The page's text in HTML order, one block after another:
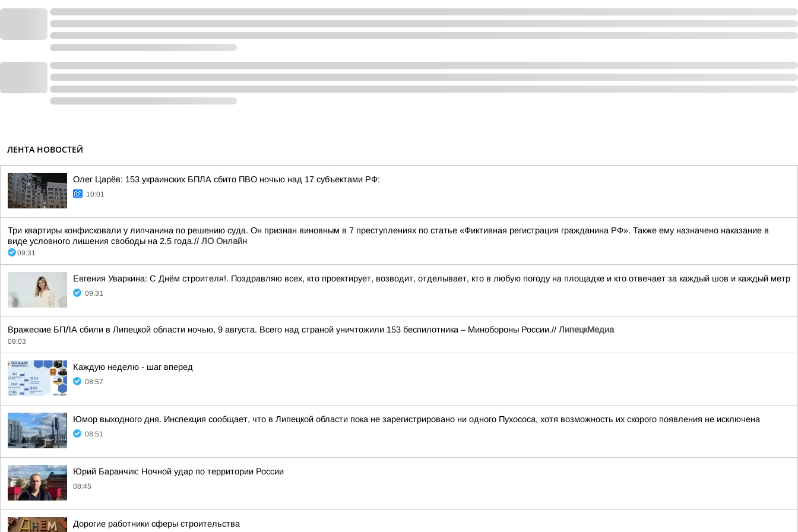
ЛЕНТА НОВОСТЕЙ
Олег Царёв: 153 украинских БПЛА сбито ПВО ночью над 17 субъектами РФ:
10:01
Три квартиры конфисковали у липчанина по решению суда. Он признан виновным в 7 преступлениях по статье «Фиктивная регистрация гражданина РФ». Также ему назначено наказание в
виде условного лишения свободы на 2,5 года.// ЛО Онлайн
09:31
Евгения Уваркина: С Днём строителя!. Поздравляю всех, кто проектирует, возводит, отделывает, кто в любую погоду на площадке и кто отвечает за каждый шов и каждый метр
09:31
Вражеские БПЛА сбили в Липецкой области ночью, 9 августа. Всего над страной уничтожили 153 беспилотника – Минобороны России.// ЛипецкМедиа
09:03
Каждую неделю - шаг вперед
08:57
Юмор выходного дня. Инспекция сообщает, что в Липецкой области пока не зарегистрировано ни одного Пухососа, хотя возможность их скорого появления не исключена
08:51
Юрий Баранчик: Ночной удар по территории России
08:45
Дорогие работники сферы строительства